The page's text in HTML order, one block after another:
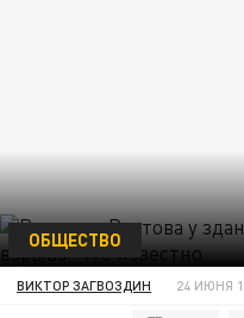
ОБЩЕСТВО
ВИКТОР ЗАГВОЗДИН 24 ИЮНЯ